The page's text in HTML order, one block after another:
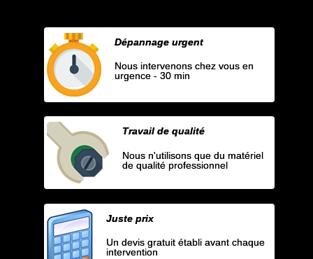
Dépannage urgent
Nous intervenons chez vous en
urgence - 30 min
Travail de qualité
Nous n'utilisons que du matériel
de qualité professionnel
Juste prix
Un devis gratuit établi avant chaque
intervention